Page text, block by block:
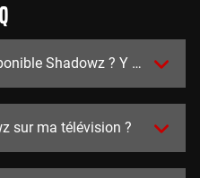
Shadowz ? Y a t-il des
sur ma télévision ?